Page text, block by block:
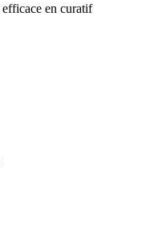
en curatif